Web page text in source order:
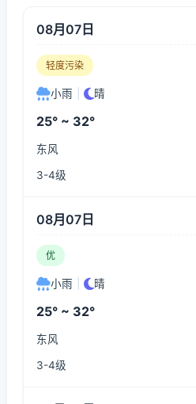
08月07日
轻度污染
小雨 晴
25° ~ 32°
东风
3-4级
08月07日
优
小雨 晴
25° ~ 32°
东风
3-4级